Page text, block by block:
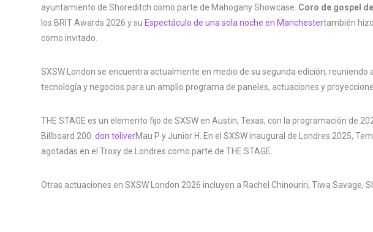
ayuntamiento de Shoreditch como parte de Mahogany Showcase. Coro de gospel
los BRIT Awards 2026 y su Espectáculo de una sola noche en Manchestertambién
como invitado.
SXSW London se encuentra actualmente en medio de su segunda edición, reuniendo
tecnología y negocios para un amplio programa de paneles, actuaciones y
THE STAGE es un elemento fijo de SXSW en Austin, Texas, con la programación de
Billboard 200. don toliverMau P y Junior H. En el SXSW inaugural de Londres 2025,
agotadas en el Troxy de Londres como parte de THE STAGE.
Otras actuaciones en SXSW London 2026 incluyen a Rachel Chinouriri, Tiwa Savage,